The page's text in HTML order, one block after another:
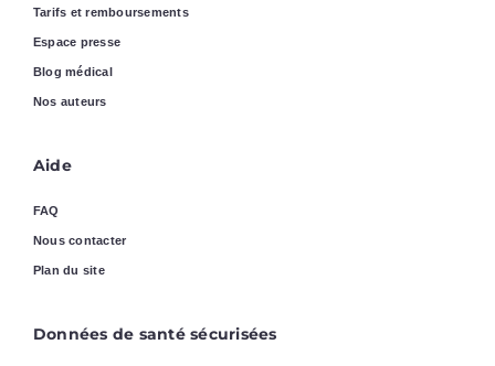
Tarifs et remboursements
Espace presse
Blog médical
Nos auteurs
Aide
FAQ
Nous contacter
Plan du site
Données de santé sécurisées